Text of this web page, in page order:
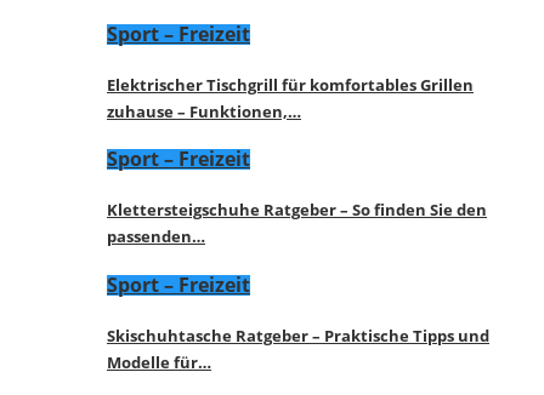
Sport – Freizeit
Elektrischer Tischgrill für komfortables Grillen
zuhause – Funktionen,…
Sport – Freizeit
Klettersteigschuhe Ratgeber – So finden Sie den
passenden…
Sport – Freizeit
Skischuhtasche Ratgeber – Praktische Tipps und
Modelle für…